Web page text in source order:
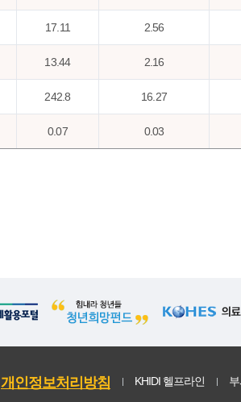
17.11 2.56
13.44 2.16
242.8 16.27
0.07 0.03
개인정보처리방침 KHIDI 헬프라인